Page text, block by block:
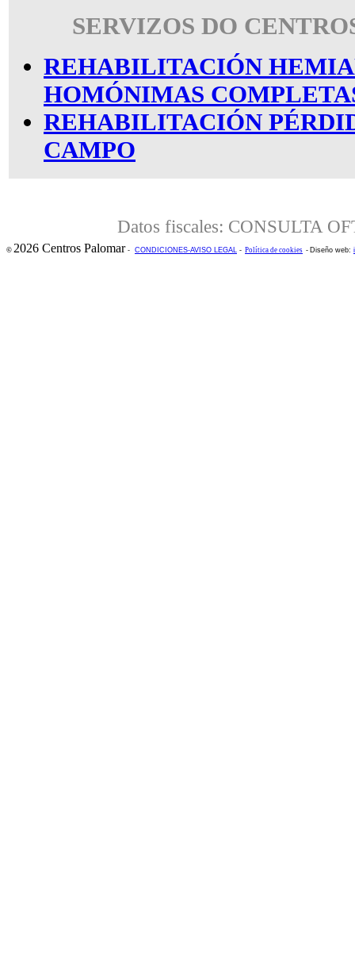
SERVIZOS DO
REHABILITACIÓN
HOMÓNIMAS
REHABILITACIÓN
CAMPO
Datos fiscales: CONSULTA
© 2026 Centros Palomar- CONDICIONES-AVISO LEGAL - Política de cookies - Diseño web: